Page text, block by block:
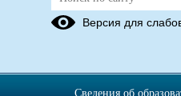
Единые уроки
В Российских школах
Версия для
Сведения об